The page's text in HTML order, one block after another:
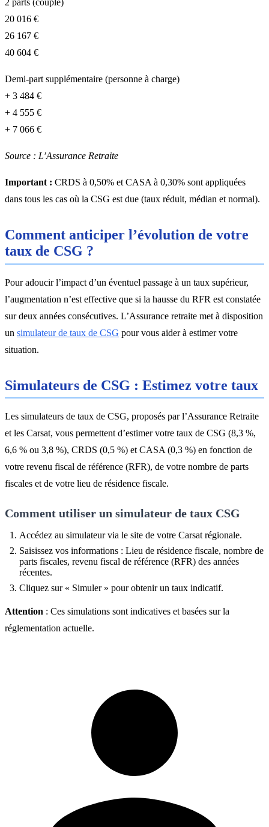
2 parts (couple)
20 016 €
26 167 €
40 604 €
Demi-part supplémentaire (personne à charge)
+ 3 484 €
+ 4 555 €
+ 7 066 €
Source : L’Assurance Retraite
Important : CRDS à 0,50% et CASA à 0,30% sont appliquées
dans tous les cas où la CSG est due (taux réduit, médian et normal).
Comment anticiper l’évolution de votre
taux de CSG ?
Pour adoucir l’impact d’un éventuel passage à un taux supérieur,
l’augmentation n’est effective que si la hausse du RFR est constatée
sur deux années consécutives. L’Assurance retraite met à disposition
un simulateur de taux de CSG pour vous aider à estimer votre
situation.
Simulateurs de CSG : Estimez votre taux
Les simulateurs de taux de CSG, proposés par l’Assurance Retraite
et les Carsat, vous permettent d’estimer votre taux de CSG (8,3 %,
6,6 % ou 3,8 %), CRDS (0,5 %) et CASA (0,3 %) en fonction de
votre revenu fiscal de référence (RFR), de votre nombre de parts
fiscales et de votre lieu de résidence fiscale.
Comment utiliser un simulateur de taux CSG
Accédez au simulateur via le site de votre Carsat régionale.
Saisissez vos informations : Lieu de résidence fiscale, nombre de
parts fiscales, revenu fiscal de référence (RFR) des années
récentes.
Cliquez sur « Simuler » pour obtenir un taux indicatif.
Attention : Ces simulations sont indicatives et basées sur la
réglementation actuelle.